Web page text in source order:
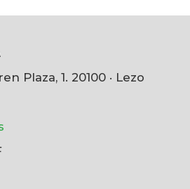
Plaza, 1. 20100 · Lezo